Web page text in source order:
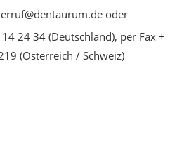
oder
24 34 (Deutschland), per Fax +
(Österreich / Schweiz)